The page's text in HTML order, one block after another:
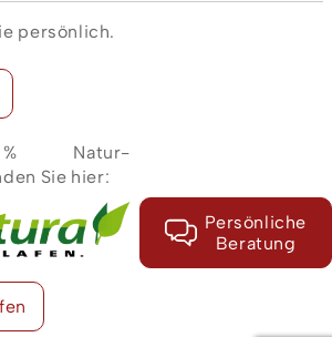
Persönliche
Beratung
persönlich.
% Natur-
Sie hier: